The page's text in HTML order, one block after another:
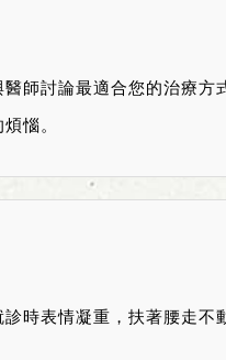
師討論最適合您的治療方
惱。
時表情凝重，扶著腰走